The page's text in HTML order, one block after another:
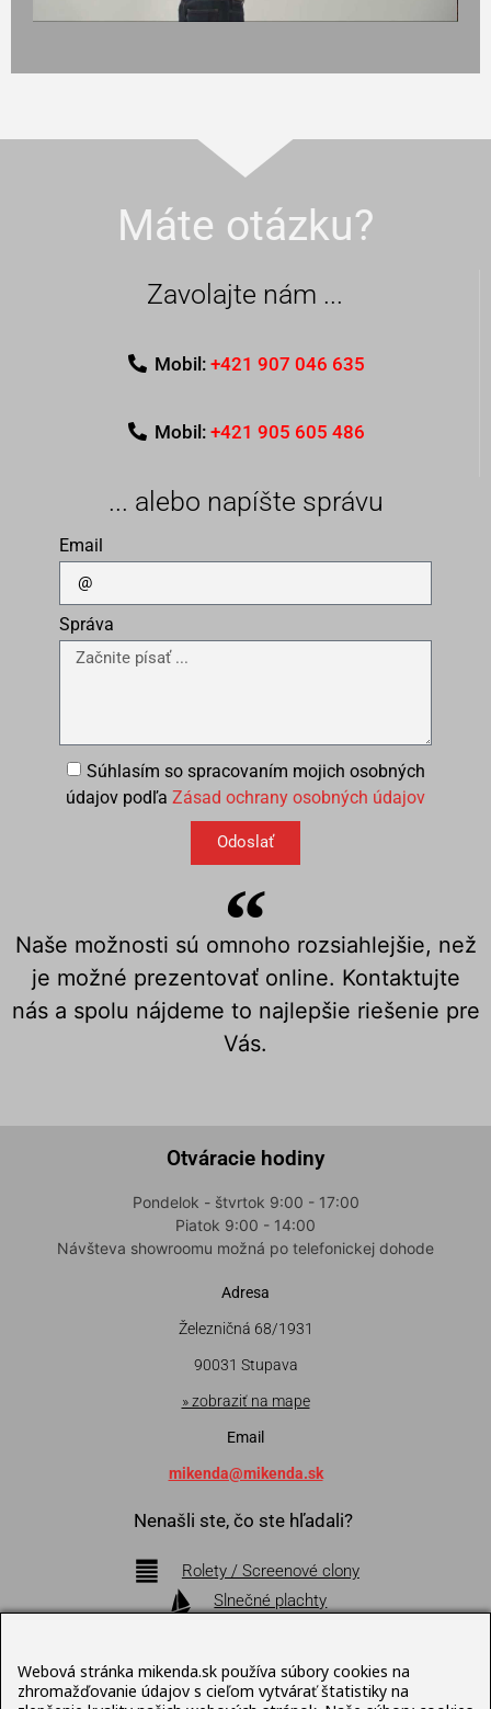
Máte otázku?
Zavolajte nám ...
Mobil: +421 907 046 635
Mobil: +421 905 605 486
... alebo napíšte správu
Email
Správa
Súhlasím so spracovaním mojich osobných
údajov podľa Zásad ochrany osobných údajov
Odoslať
Naše možnosti sú omnoho rozsiahlejšie, než
je možné prezentovať online. Kontaktujte
nás a spolu nájdeme to najlepšie riešenie pre
Vás.
Otváracie hodiny
Pondelok - štvrtok 9:00 - 17:00
Piatok 9:00 - 14:00
Návšteva showroomu možná po telefonickej dohode
Adresa
Železničná 68/1931
90031 Stupava
» zobraziť na mape
Email
mikenda@mikenda.sk
Nenašli ste, čo ste hľadali?
Rolety / Screenové clony
Slnečné plachty
Bioklimatické pergoly
Webová stránka mikenda.sk používa súbory cookies na
zhromažďovanie údajov s cieľom vytvárať štatistiky na